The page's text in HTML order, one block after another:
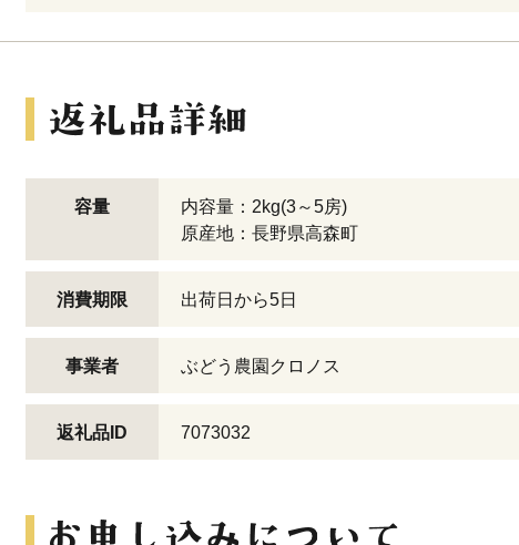
容量
内容量：2kg(3～5房)
原産地：長野県高森町
消費期限 出荷日から5日
事業者 ぶどう農園クロノス
返礼品ID 7073032